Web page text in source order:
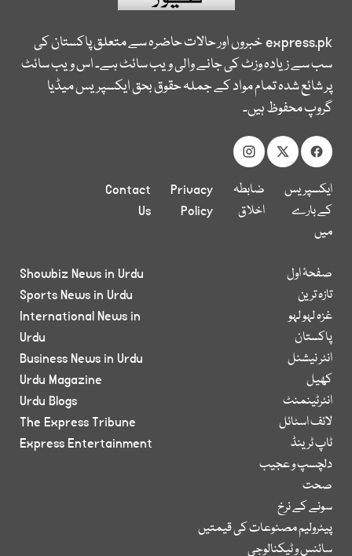
express.pkخبروں اور حالات حاضرہ سے متعلق پاکستان کی
سب سے زیادہ وزٹ کی جانے والی ویب سائٹ ہے۔ اس ویب سائٹ
پر شائع شدہ تمام مواد کے جملہ حقوق بحق ایکسپریس میڈیا
گروپ محفوظ ہیں۔
ایکسپریس
کے بارے
میں
ضابطہ
اخلاق
Privacy
Policy
Contact
Us
صفحۂ اول
تازہ ترین
غزہ لہو لہو
پاکستان
انٹر نیشنل
کھیل
انٹرٹینمنٹ
لائف اسٹائل
ٹاپ ٹرینڈ
دلچسپ و عجیب
صحت
سونے کے نرخ
پیٹرولیم مصنوعات کی قیمتیں
سائنس و ٹیکنالوجی
Showbiz News in Urdu
Sports News in Urdu
International News in
Urdu
Business News in Urdu
Urdu Magazine
Urdu Blogs
The Express Tribune
Express Entertainment